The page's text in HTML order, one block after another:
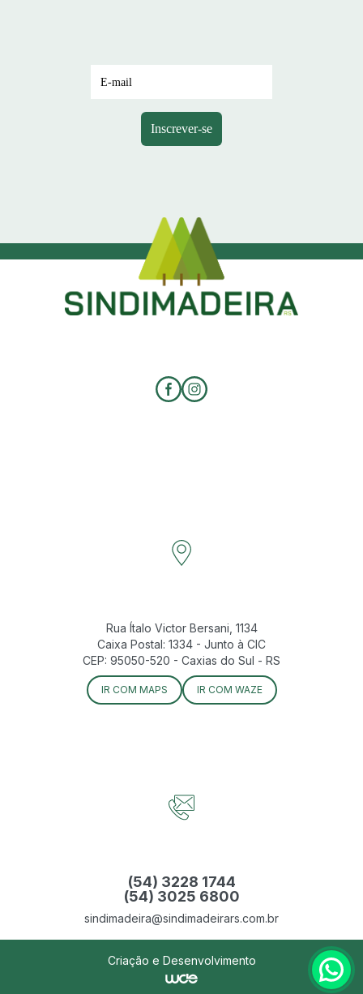
Rua Ítalo Victor Bersani, 1134
Caixa Postal: 1334 - Junto à CIC
CEP: 95050-520 - Caxias do Sul - RS
IR COM MAPS IR COM WAZE
(54) 3228 1744
(54) 3025 6800
sindimadeira@sindimadeirars.com.br
Criação e Desenvolvimento